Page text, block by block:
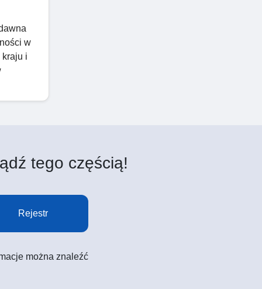
w
i
tego częścią!
Rejestr
można znaleźć